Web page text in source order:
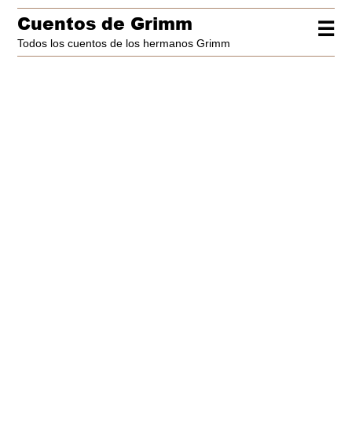
☰
Cuentos de Grimm
Todos los cuentos de los hermanos Grimm